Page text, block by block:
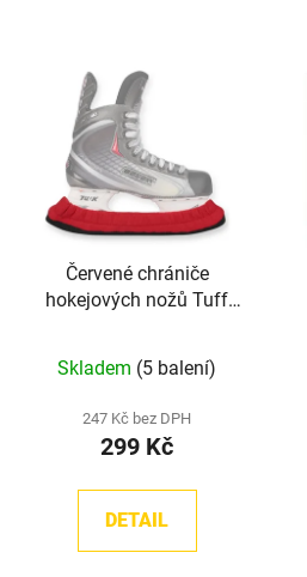
Červené chrániče
hokejových nožů Tuff
Skladem (5 balení)
247 Kč bez DPH
299 Kč
DETAIL